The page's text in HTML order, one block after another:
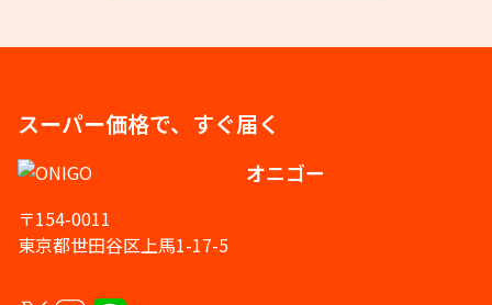
スーパー価格で、すぐ届く
オニゴー
〒154-0011
東京都世田谷区上馬1-17-5